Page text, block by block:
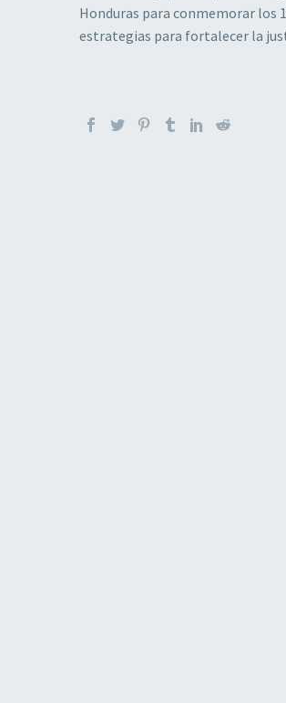
Honduras para conmemorar los
estrategias para fortalecer la